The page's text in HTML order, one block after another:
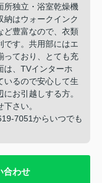
所独立・浴室乾燥機
納はウォークインク
ど豊富なので、衣類
です。共用部にはエ
っており、とても充
は、TVインターホ
いるので安心して生
お引越しする方。
さい。
7051からいつでも
合わせ